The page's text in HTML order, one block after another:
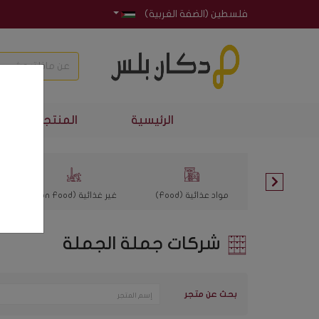
فلسطين (الضفة الغربية)
الرئيسية المنتجات
مواد عذائية (Food) غير غذائية (Non Food)
شركات جملة الجملة
بحث عن متجر